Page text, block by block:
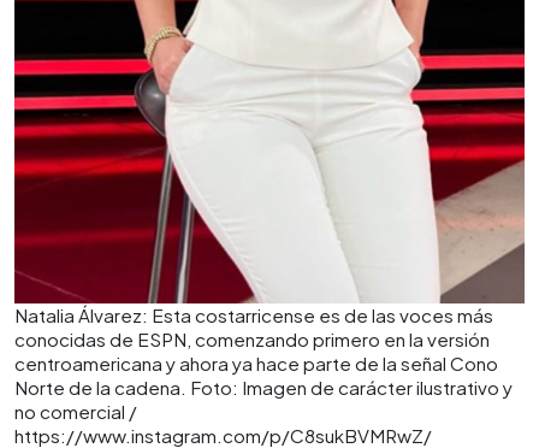
Natalia Álvarez: Esta costarricense es de las voces más
conocidas de ESPN, comenzando primero en la versión
centroamericana y ahora ya hace parte de la señal Cono
Norte de la cadena. Foto: Imagen de carácter ilustrativo y
no comercial /
https://www.instagram.com/p/C8sukBVMRwZ/